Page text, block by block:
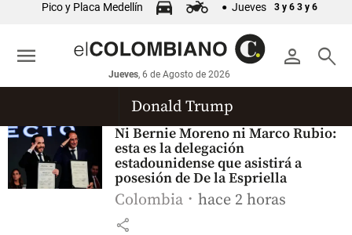
económicos
Colombia
Pico y Placa Medellín Jueves 3 y 6 3 y 6
person search
Jueves, 6 de Agosto de 2026
menu
Donald Trump
Ni Bernie Moreno ni Marco Rubio:
esta es la delegación
estadounidense que asistirá a
posesión de De la Espriella
Colombia hace 2 horas
share